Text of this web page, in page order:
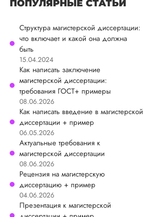
ПОПУЛЯРНЫЕ СТАТЬИ
Структура магистерской диссертации:
что включает и какой она должна
быть
15.04.2024
Как написать заключение
магистерской диссертации:
требования ГОСТ+ примеры
08.06.2026
Как написать введение в магистерской
диссертации + пример
06.05.2026
Актуальные требования к
магистерской диссертации
08.06.2026
Рецензия на магистерскую
диссертацию + пример
04.06.2026
Презентация к магистерской